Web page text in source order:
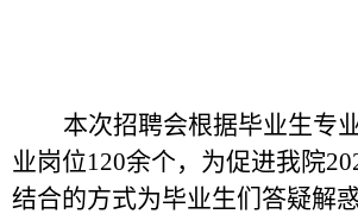
本次招聘会根据毕业生专
业岗位120余个，为促进我院
结合的方式为毕业生们答疑解